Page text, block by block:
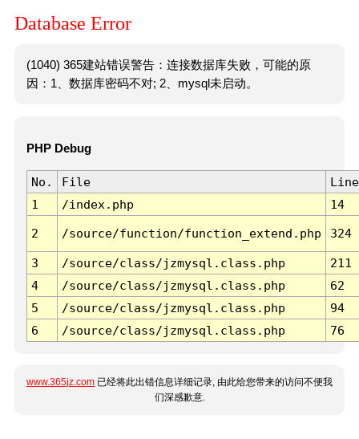
Database Error
(1040) 365建站错误警告：连接数据库失败，可能的原
因：1、数据库密码不对; 2、mysql未启动。
PHP Debug
No. File
Line
1
/index.php 14
2 /source/function/function_extend.php 324
3 /source/class/jzmysql.class.php
211
4
/source/class/jzmysql.class.php
62
5
/source/class/jzmysql.class.php
94
6
/source/class/jzmysql.class.php 76
www.365jz.com 已经将此出错信息详细记录, 由此给您带来的访问不便我
们深感歉意.